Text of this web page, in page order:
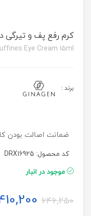
کرم رفع پف و تیرگی
Eye Cream 15ml
برند :
ضمانت اصالت بودن
کد محصول: DRX16925
موجود در انبار
646,250